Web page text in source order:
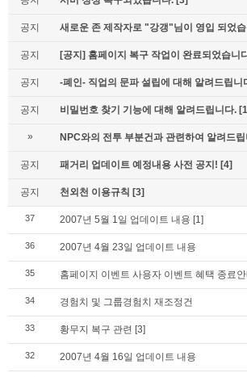
공지 새로운 존 제작자로 "강갱"님이 영입 되었
공지 [공지] 홈페이지 복구 작업이 완료되었습니
공지 -폐인- 직업의 문파 설립에 대해 알려드립니
공지 비밀번호 찾기 기능에 대해 알려드립니다.
» NPC와의 전투 부분건과 관련하여 알려드
공지 패거리 업데이트 예정내용 사전 공지! [4]
공지 천외천 이용규칙 [3]
37 2007년 5월 1일 업데이트 내용 [1]
36 2007년 4월 23일 업데이트 내용
35 홈페이지 이벤트 사용자 이벤트 혜택 종료안
34 경험치 및 그룹경험치 재조정건
33 황무지 복구 관련 [3]
32 2007년 4월 16일 업데이트 내용